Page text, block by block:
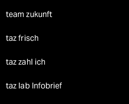
team zukunft
taz frisch
taz zahl ich
taz lab Infobrief